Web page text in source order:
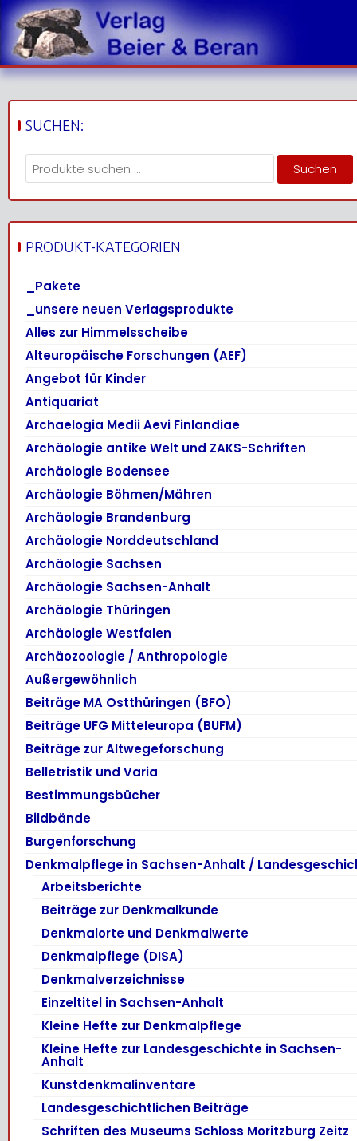
Skip
to
content
SUCHEN:
Suchen
nach: Suchen
PRODUKT-KATEGORIEN
_Pakete
_unsere neuen Verlagsprodukte
Alles zur Himmelsscheibe
Alteuropäische Forschungen (AEF)
Angebot für Kinder
Antiquariat
Archaelogia Medii Aevi Finlandiae
Archäologie antike Welt und ZAKS-Schriften
Archäologie Bodensee
Archäologie Böhmen/Mähren
Archäologie Brandenburg
Archäologie Norddeutschland
Archäologie Sachsen
Archäologie Sachsen-Anhalt
Archäologie Thüringen
Archäologie Westfalen
Archäozoologie / Anthropologie
Außergewöhnlich
Beiträge MA Ostthüringen (BFO)
Beiträge UFG Mitteleuropa (BUFM)
Beiträge zur Altwegeforschung
Belletristik und Varia
Bestimmungsbücher
Bildbände
Burgenforschung
Denkmalpflege in Sachsen-Anhalt /
Arbeitsberichte
Beiträge zur Denkmalkunde
Denkmalorte und Denkmalwerte
Denkmalpflege (DISA)
Denkmalverzeichnisse
Einzeltitel in Sachsen-Anhalt
Kleine Hefte zur Denkmalpflege
Kleine Hefte zur Landesgeschichte in Sachsen-
Anhalt
Kunstdenkmalinventare
Landesgeschichtlichen Beiträge
Schriften des Museums Schloss Moritzburg Zeitz